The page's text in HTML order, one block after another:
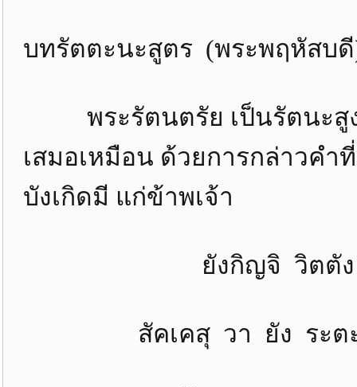
บทรัตตะนะสูตร (พระพฤหัสบ
พระรัตนตรัย เป็นรัตนะสู
เสมอเหมือน ด้วยการกล่าวค
บังเกิดมี แก่ข้าพเจ้า
ยังกิญจิ วิตตัง อิธะ
สัคเคสุ วา ยัง ระตะ